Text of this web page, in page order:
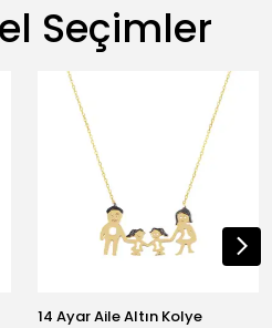
Seçimler
14 Ayar Aile Altın Kolye